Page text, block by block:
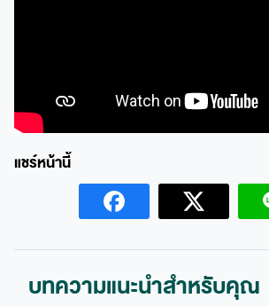
บทความแนะนำสำหรับคุณ